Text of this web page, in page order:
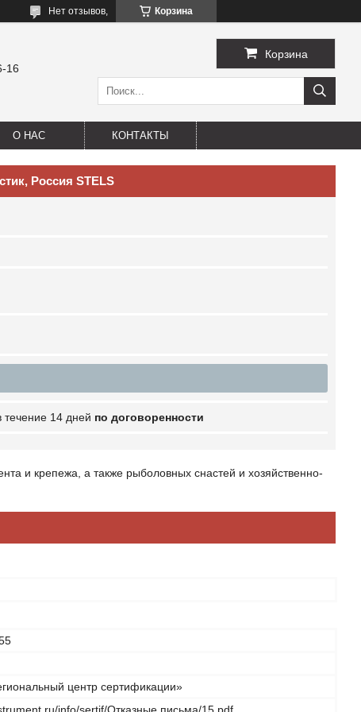
Корзина
Нет отзывов,
16
Корзина
О НАС КОНТАКТЫ
Россия STELS
течение 14 дней по договоренности
и крепежа, а также рыболовных снастей и хозяйственно-
центр сертификации»